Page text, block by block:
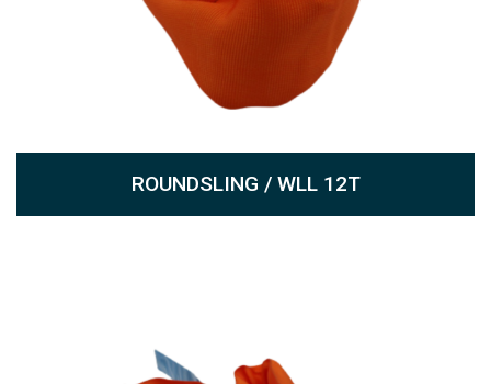
ROUNDSLING / WLL 12T